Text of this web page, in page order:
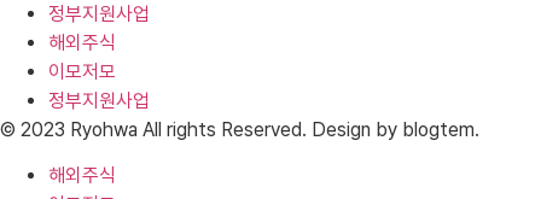
정부지원사업
해외주식
이모저모
정부지원사업
© 2023 Ryohwa All rights Reserved. Design by blogtem.
해외주식